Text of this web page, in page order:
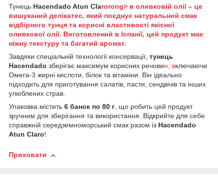
Тунець Hacendado Atun Clarorong> в оливковій олії – це
вишуканий делікатес, який поєднує натуральний смак
відбірного тунця та корисні властивості якісної
оливкової олії. Виготовлений в Іспанії, цей продукт має
ніжну текстуру та багатий аромат.
Завдяки спеціальній технології консервації, тунець
Hacendado зберігає максимум корисних речовин, включаючи
Омега-3 жирні кислоти, білок та вітаміни. Він ідеально
підходить для приготування салатів, пасти, сендвічів та інших
улюблених страв.
Упаковка містить 6 банок по 80 г, що робить цей продукт
зручним для зберігання та використання. Відкрийте для себе
справжній середземноморський смак разом із Hacendado
Atun Claro!
Приховати